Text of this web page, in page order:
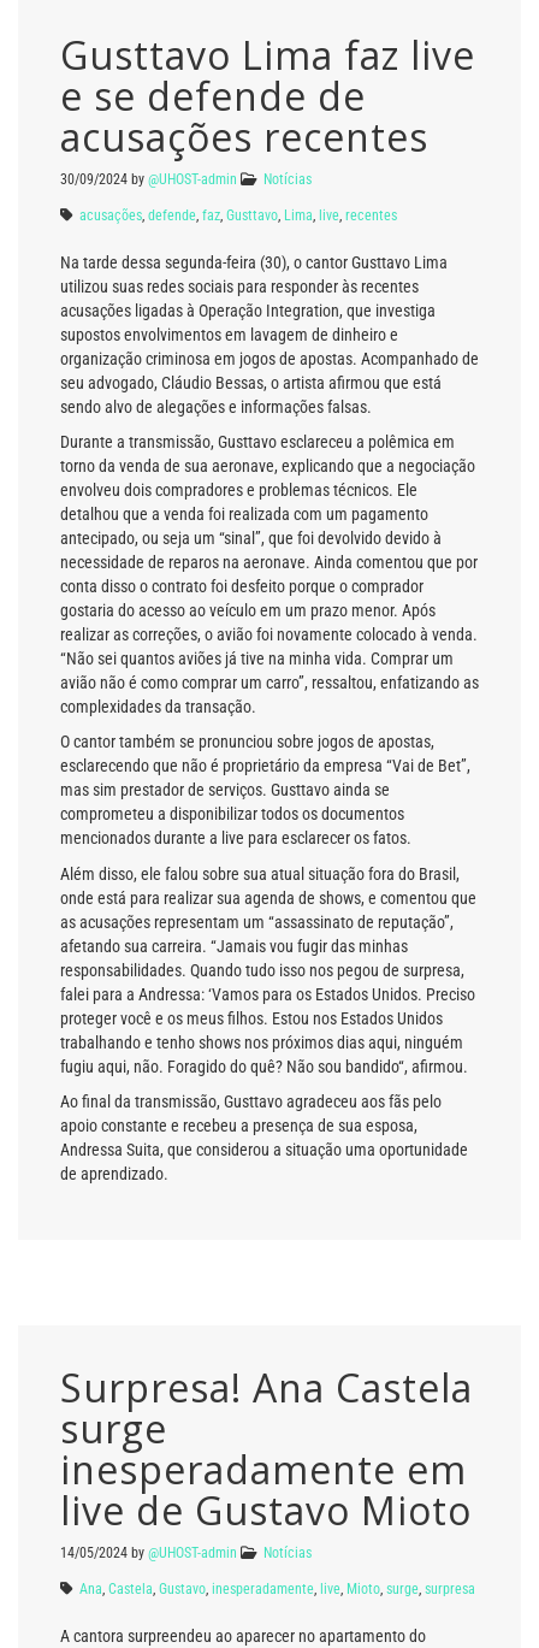
Gusttavo Lima faz live
e se defende de
acusações recentes
30/09/2024 by @UHOST-admin Notícias
acusações defende faz Gusttavo Lima live recentes
Na tarde dessa segunda-feira (30), o cantor Gusttavo Lima
utilizou suas redes sociais para responder às recentes
acusações ligadas à Operação Integration, que investiga
supostos envolvimentos em lavagem de dinheiro e
organização criminosa em jogos de apostas. Acompanhado de
seu advogado, Cláudio Bessas, o artista afirmou que está
sendo alvo de alegações e informações falsas.
Durante a transmissão, Gusttavo esclareceu a polêmica em
torno da venda de sua aeronave, explicando que a negociação
envolveu dois compradores e problemas técnicos. Ele
detalhou que a venda foi realizada com um pagamento
antecipado, ou seja um “sinal”, que foi devolvido devido à
necessidade de reparos na aeronave. Ainda comentou que por
conta disso o contrato foi desfeito porque o comprador
gostaria do acesso ao veículo em um prazo menor. Após
realizar as correções, o avião foi novamente colocado à venda.
“Não sei quantos aviões já tive na minha vida. Comprar um
avião não é como comprar um carro”, ressaltou, enfatizando as
complexidades da transação.
O cantor também se pronunciou sobre jogos de apostas,
esclarecendo que não é proprietário da empresa “Vai de Bet”,
mas sim prestador de serviços. Gusttavo ainda se
comprometeu a disponibilizar todos os documentos
mencionados durante a live para esclarecer os fatos.
Além disso, ele falou sobre sua atual situação fora do Brasil,
onde está para realizar sua agenda de shows, e comentou que
as acusações representam um “assassinato de reputação”,
afetando sua carreira. “Jamais vou fugir das minhas
responsabilidades. Quando tudo isso nos pegou de surpresa,
falei para a Andressa: ‘Vamos para os Estados Unidos. Preciso
proteger você e os meus filhos. Estou nos Estados Unidos
trabalhando e tenho shows nos próximos dias aqui, ninguém
fugiu aqui, não. Foragido do quê? Não sou bandido“, afirmou.
Ao final da transmissão, Gusttavo agradeceu aos fãs pelo
apoio constante e recebeu a presença de sua esposa,
Andressa Suita, que considerou a situação uma oportunidade
de aprendizado.
Surpresa! Ana Castela
surge
inesperadamente em
live de Gustavo Mioto
14/05/2024 by @UHOST-admin Notícias
Ana Castela Gustavo inesperadamente live Mioto surge surpresa
A cantora surpreendeu ao aparecer no apartamento do